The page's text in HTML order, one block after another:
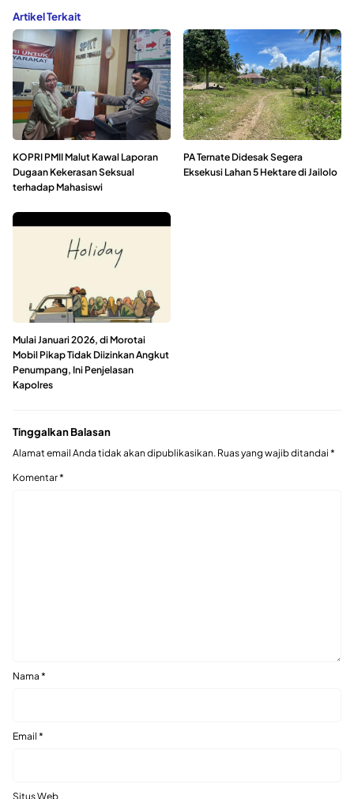
Artikel Terkait
KOPRI PMII Malut Kawal Laporan
Dugaan Kekerasan Seksual
terhadap Mahasiswi
PA Ternate Didesak Segera
Eksekusi Lahan 5 Hektare di Jailolo
Mulai Januari 2026, di Morotai
Mobil Pikap Tidak Diizinkan Angkut
Penumpang, Ini Penjelasan
Kapolres
Tinggalkan Balasan
Alamat email Anda tidak akan dipublikasikan. Ruas yang wajib ditandai *
Komentar*
Nama *
Email *
Situs Web